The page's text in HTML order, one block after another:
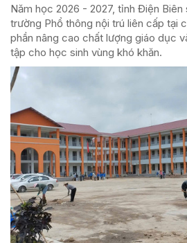
Năm học 2026 - 2027, tỉnh Điện
trường Phổ thông nội trú liên cấp tại
phần nâng cao chất lượng giáo dục
tập cho học sinh vùng khó khăn.